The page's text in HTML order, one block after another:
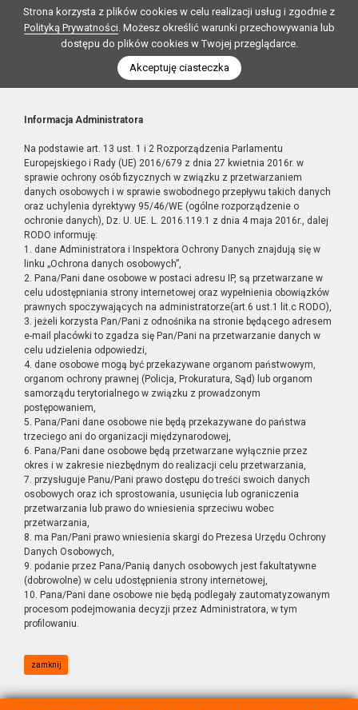
Strona korzysta z plików cookies w celu realizacji usług i zgodnie z
Polityką Prywatności. Możesz określić warunki przechowywania lub
dostępu do plików cookies w Twojej przeglądarce.
Akceptuję ciasteczka
Informacja Administratora
Na podstawie art. 13 ust. 1 i 2 Rozporządzenia Parlamentu
Europejskiego i Rady (UE) 2016/679 z dnia 27 kwietnia 2016r. w
sprawie ochrony osób fizycznych w związku z przetwarzaniem
danych osobowych i w sprawie swobodnego przepływu takich danych
oraz uchylenia dyrektywy 95/46/WE (ogólne rozporządzenie o
ochronie danych), Dz. U. UE. L. 2016.119.1 z dnia 4 maja 2016r., dalej
RODO informuję:
1. dane Administratora i Inspektora Ochrony Danych znajdują się w
linku „Ochrona danych osobowych”,
2. Pana/Pani dane osobowe w postaci adresu IP, są przetwarzane w
celu udostępniania strony internetowej oraz wypełnienia obowiązków
prawnych spoczywających na administratorze(art.6 ust.1 lit.c RODO),
3. jeżeli korzysta Pan/Pani z odnośnika na stronie będącego adresem
e-mail placówki to zgadza się Pan/Pani na przetwarzanie danych w
celu udzielenia odpowiedzi,
4. dane osobowe mogą być przekazywane organom państwowym,
organom ochrony prawnej (Policja, Prokuratura, Sąd) lub organom
samorządu terytorialnego w związku z prowadzonym
postępowaniem,
5. Pana/Pani dane osobowe nie będą przekazywane do państwa
trzeciego ani do organizacji międzynarodowej,
6. Pana/Pani dane osobowe będą przetwarzane wyłącznie przez
okres i w zakresie niezbędnym do realizacji celu przetwarzania,
7. przysługuje Panu/Pani prawo dostępu do treści swoich danych
osobowych oraz ich sprostowania, usunięcia lub ograniczenia
przetwarzania lub prawo do wniesienia sprzeciwu wobec
przetwarzania,
8. ma Pan/Pani prawo wniesienia skargi do Prezesa Urzędu Ochrony
Danych Osobowych,
9. podanie przez Pana/Panią danych osobowych jest fakultatywne
(dobrowolne) w celu udostępnienia strony internetowej,
10. Pana/Pani dane osobowe nie będą podlegały zautomatyzowanym
procesom podejmowania decyzji przez Administratora, w tym
profilowaniu.
zamknij